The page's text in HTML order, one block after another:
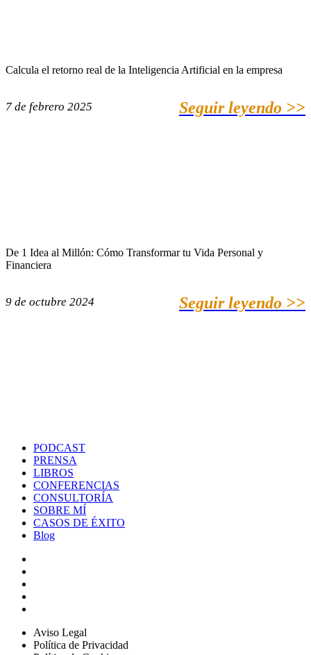
Calcula el retorno real de la Inteligencia Artificial en la empresa
7 de febrero 2025 Seguir leyendo >>
De 1 Idea al Millón: Cómo Transformar tu Vida Personal y
Financiera
9 de octubre 2024 Seguir leyendo >>
PODCAST
PRENSA
LIBROS
CONFERENCIAS
CONSULTORÍA
SOBRE MÍ
CASOS DE ÉXITO
Blog
Aviso Legal
Política de Privacidad